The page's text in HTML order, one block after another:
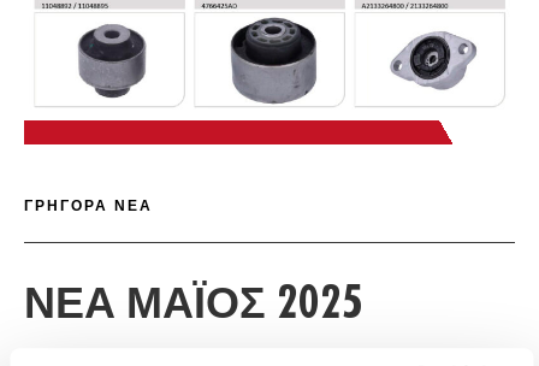
ΓΡΉΓΟΡΕΣ
ΓΡΗΓΟΡΑ ΝΕΑ
ΝΈΑ ΜΆΙΟΣ 2025